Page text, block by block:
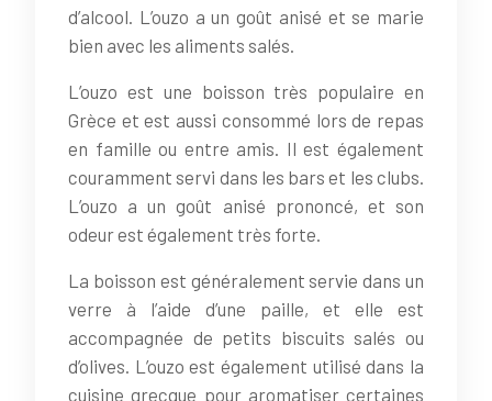
d’alcool. L’ouzo a un goût anisé et se marie
bien avec les aliments salés.
L’ouzo est une boisson très populaire en
Grèce et est aussi consommé lors de repas
en famille ou entre amis. Il est également
couramment servi dans les bars et les clubs.
L’ouzo a un goût anisé prononcé, et son
odeur est également très forte.
La boisson est généralement servie dans un
verre à l’aide d’une paille, et elle est
accompagnée de petits biscuits salés ou
d’olives. L’ouzo est également utilisé dans la
cuisine grecque pour aromatiser certaines